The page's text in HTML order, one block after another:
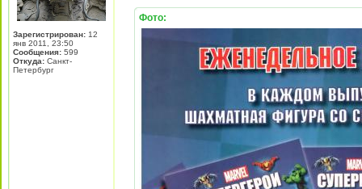
Зарегистрирован: 12
янв 2011, 23:50
Сообщения: 599
Откуда: Санкт-
Петербург
Фото: